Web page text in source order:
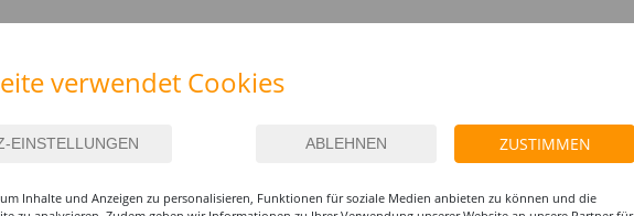
verwendet Cookies
ZUSTIMMEN
Inhalte und Anzeigen zu personalisieren, Funktionen für soziale Medien anbieten zu können und die